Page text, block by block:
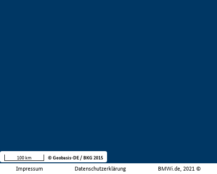
Impressum Datenschutzerklärung BMWi.de, 2021 ©
100 km © Geobasis-DE / BKG 2015